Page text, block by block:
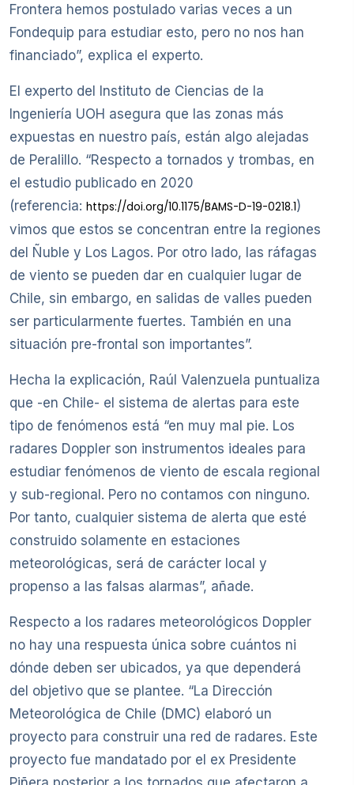
Frontera hemos postulado varias veces a un
Fondequip para estudiar esto, pero no nos han
financiado”, explica el experto.
El experto del Instituto de Ciencias de la
Ingeniería UOH asegura que las zonas más
expuestas en nuestro país, están algo alejadas
de Peralillo. “Respecto a tornados y trombas, en
el estudio publicado en 2020
(referencia: https://doi.org/10.1175/BAMS-D-19-0218.1)
vimos que estos se concentran entre la regiones
del Ñuble y Los Lagos. Por otro lado, las ráfagas
de viento se pueden dar en cualquier lugar de
Chile, sin embargo, en salidas de valles pueden
ser particularmente fuertes. También en una
situación pre-frontal son importantes”.
Hecha la explicación, Raúl Valenzuela puntualiza
que -en Chile- el sistema de alertas para este
tipo de fenómenos está “en muy mal pie. Los
radares Doppler son instrumentos ideales para
estudiar fenómenos de viento de escala regional
y sub-regional. Pero no contamos con ninguno.
Por tanto, cualquier sistema de alerta que esté
construido solamente en estaciones
meteorológicas, será de carácter local y
propenso a las falsas alarmas”, añade.
Respecto a los radares meteorológicos Doppler
no hay una respuesta única sobre cuántos ni
dónde deben ser ubicados, ya que dependerá
del objetivo que se plantee. “La Dirección
Meteorológica de Chile (DMC) elaboró un
proyecto para construir una red de radares. Este
proyecto fue mandatado por el ex Presidente